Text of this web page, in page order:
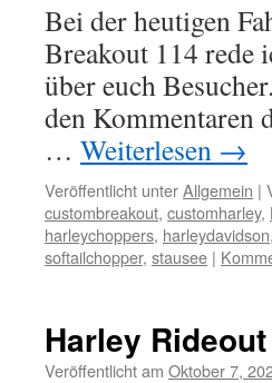
Bei der heutigen
Breakout 114 rede
über euch
den
… Weiterlesen →
Veröffentlicht unterAllgemein |
custombreakout, customharley,
harleychoppers, harleydavidson,
softailchopper, stausee |
Harley
Veröffentlicht am Oktober 7,